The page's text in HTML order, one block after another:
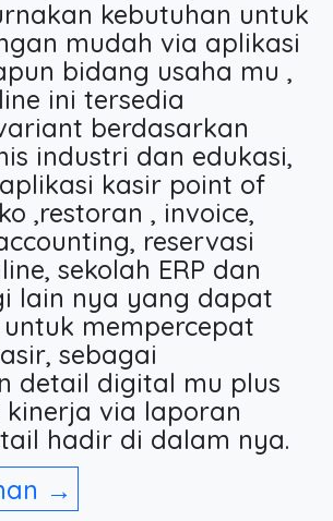
kebutuhan untuk
mudah via aplikasi
bidang usaha mu ,
ini tersedia
berdasarkan
industri dan edukasi,
kasir point of
,restoran , invoice,
reservasi
sekolah ERP dan
lain nya yang dapat
mempercepat
sebagai
detail digital mu plus
via laporan
hadir di dalam nya.
→